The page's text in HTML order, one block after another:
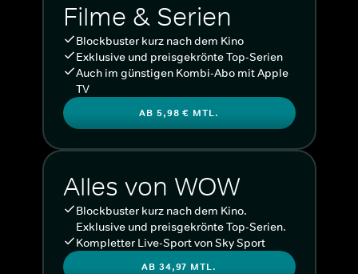
Filme & Serien
Blockbuster kurz nach dem Kino
Exklusive und preisgekrönte Top-Serien
Auch im günstigen Kombi-Abo mit Apple
TV
AB 5,98 € MTL.
Alles von WOW
Blockbuster kurz nach dem Kino.
Exklusive und preisgekrönte Top-Serien.
Kompletter Live-Sport von Sky Sport
AB 34,97 MTL.